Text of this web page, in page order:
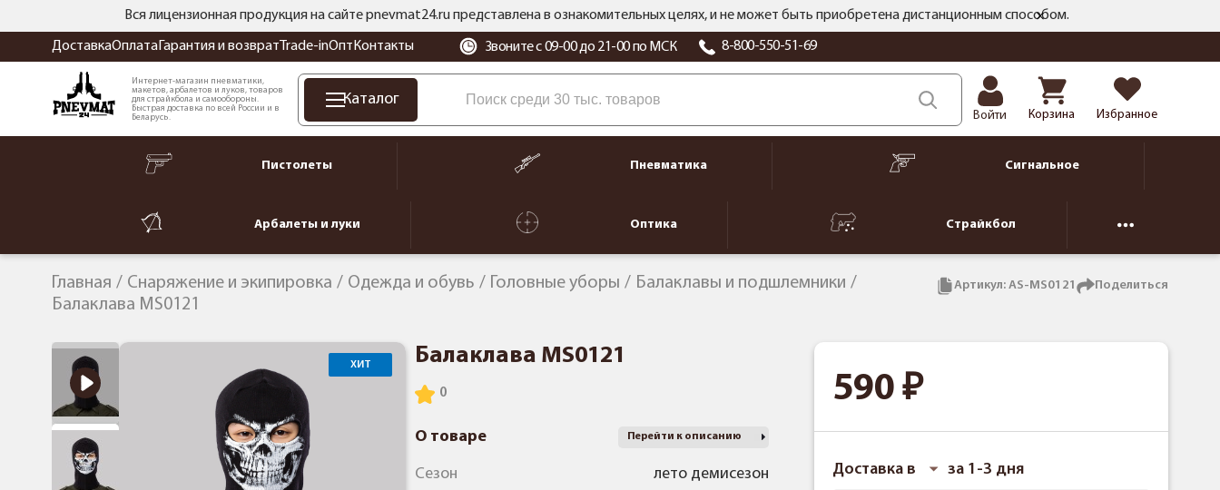
Вся лицензионная продукция на сайте pnevmat24.ru представлена в ознакомительных целях, и не может быть приобретена дистанционным способом.
ДоставкаОплата Гарантия и возврат Trade-inОпт Контакты Звоните с 09-00 до 21-00 по МСК 8-800-550-51-69
Интернет-магазин пневматики,
макетов, арбалетов и луков, товаров
для страйкбола и самообороны.
Быстрая доставка по всей России и в
Беларусь.
Каталог
Войти Корзина Избранное
Пистолеты Пневматика Сигнальное
Арбалеты и луки Оптика Страйкбол
Главная Снаряжение и экипировка Одежда и обувь Головные уборы
Балаклавы и подшлемники
Балаклава MS0121
Артикул: AS-MS0121 Поделиться
ХИТ Балаклава MS0121
О товаре Перейти к описанию
Сезон лето демисезон
590
Доставка в за 1-3 дня